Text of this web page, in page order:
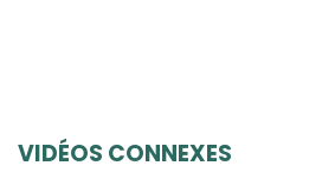
VIDÉOS CONNEXES